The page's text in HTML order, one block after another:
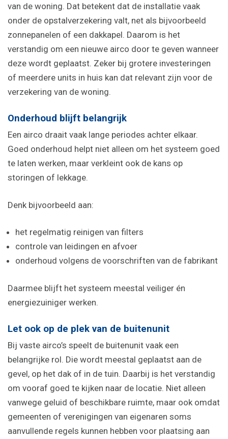
van de woning. Dat betekent dat de installatie vaak
onder de opstalverzekering valt, net als bijvoorbeeld
zonnepanelen of een dakkapel. Daarom is het
verstandig om een nieuwe airco door te geven wanneer
deze wordt geplaatst. Zeker bij grotere investeringen
of meerdere units in huis kan dat relevant zijn voor de
verzekering van de woning.
Onderhoud blijft belangrijk
Een airco draait vaak lange periodes achter elkaar.
Goed onderhoud helpt niet alleen om het systeem goed
te laten werken, maar verkleint ook de kans op
storingen of lekkage.
Denk bijvoorbeeld aan:
het regelmatig reinigen van filters
controle van leidingen en afvoer
onderhoud volgens de voorschriften van de fabrikant
Daarmee blijft het systeem meestal veiliger én
energiezuiniger werken.
Let ook op de plek van de buitenunit
Bij vaste airco’s speelt de buitenunit vaak een
belangrijke rol. Die wordt meestal geplaatst aan de
gevel, op het dak of in de tuin. Daarbij is het verstandig
om vooraf goed te kijken naar de locatie. Niet alleen
vanwege geluid of beschikbare ruimte, maar ook omdat
gemeenten of verenigingen van eigenaren soms
aanvullende regels kunnen hebben voor plaatsing aan